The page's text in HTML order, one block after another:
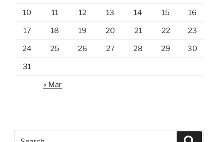
10 11 12 13 14 15 16
17 18 19 20 21 22 23
24 25 26 27 28 29 30
31
« Mar